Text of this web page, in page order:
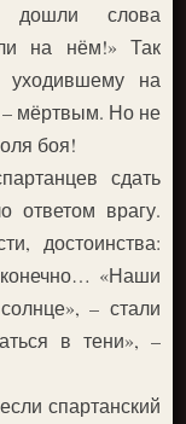
слова
на нём!» Так
на
мёртвым. Но не
боя!
сдать
ответом врагу.
достоинства:
«Наши
– стали
в тени», –
спартанский